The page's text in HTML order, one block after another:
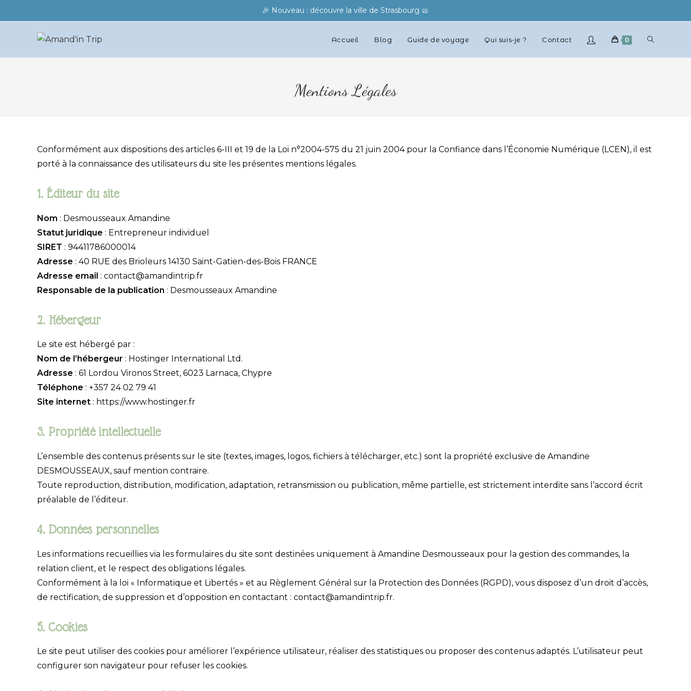
🎉 Nouveau : découvre la ville de Strasbourg 🥨
Accueil Blog Guide de voyage Qui suis-je ? Contact 0
Mentions Légales
Conformément aux dispositions des articles 6-III et 19 de la Loi n°2004-575 du 21 juin 2004 pour la Confiance dans l’Économie Numérique (LCEN), il est
porté à la connaissance des utilisateurs du site les présentes mentions légales.
1. Éditeur du site
Nom : Desmousseaux Amandine
Statut juridique : Entrepreneur individuel
SIRET : 94411786000014
Adresse : 40 RUE des Brioleurs 14130 Saint-Gatien-des-Bois FRANCE
Adresse email : contact@amandintrip.fr
Responsable de la publication : Desmousseaux Amandine
2. Hébergeur
Le site est hébergé par :
Nom de l’hébergeur : Hostinger International Ltd.
Adresse : 61 Lordou Vironos Street, 6023 Larnaca, Chypre
Téléphone : +357 24 02 79 41
Site internet : https://www.hostinger.fr
3. Propriété intellectuelle
L’ensemble des contenus présents sur le site (textes, images, logos, fichiers à télécharger, etc.) sont la propriété exclusive de Amandine
DESMOUSSEAUX, sauf mention contraire.
Toute reproduction, distribution, modification, adaptation, retransmission ou publication, même partielle, est strictement interdite sans l’accord écrit
préalable de l’éditeur.
4. Données personnelles
Les informations recueillies via les formulaires du site sont destinées uniquement à Amandine Desmousseaux pour la gestion des commandes, la
relation client, et le respect des obligations légales.
Conformément à la loi « Informatique et Libertés » et au Règlement Général sur la Protection des Données (RGPD), vous disposez d’un droit d’accès,
de rectification, de suppression et d’opposition en contactant : contact@amandintrip.fr.
5. Cookies
Le site peut utiliser des cookies pour améliorer l’expérience utilisateur, réaliser des statistiques ou proposer des contenus adaptés. L’utilisateur peut
configurer son navigateur pour refuser les cookies.